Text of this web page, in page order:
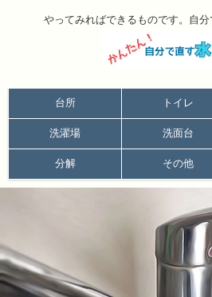
やってみればできるものです。自分
台所 トイレ
洗濯場 洗面台
分解 その他